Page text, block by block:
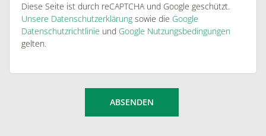
Diese Seite ist durch reCAPTCHA und Google geschützt.
Unsere Datenschutzerklärung sowie die Google
Datenschutzrichtlinie und Google Nutzungsbedingungen
gelten.